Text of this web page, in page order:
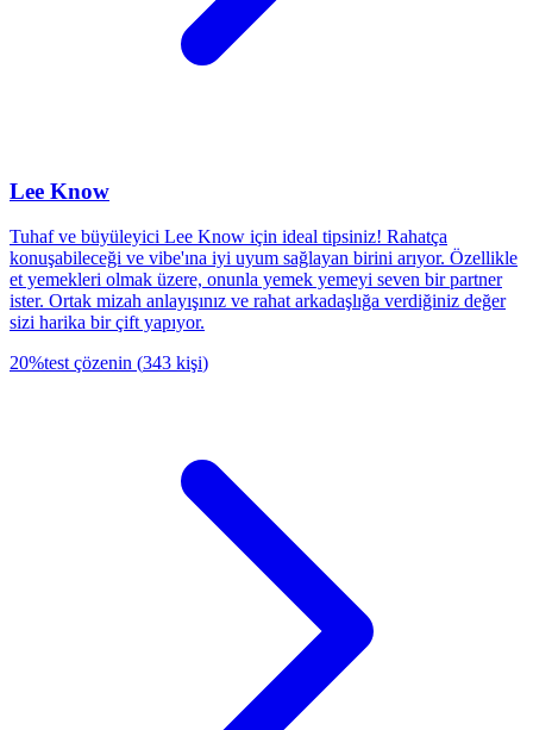
Lee Know
Tuhaf ve büyüleyici Lee Know için ideal tipsiniz! Rahatça
konuşabileceği ve vibe'ına iyi uyum sağlayan birini arıyor. Özellikle
et yemekleri olmak üzere, onunla yemek yemeyi seven bir partner
ister. Ortak mizah anlayışınız ve rahat arkadaşlığa verdiğiniz değer
sizi harika bir çift yapıyor.
20%test çözenin (343 kişi)